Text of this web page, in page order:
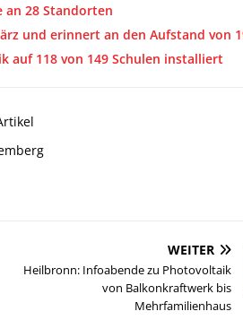
an 28 Standorten
und erinnert an den Aufstand von
auf 118 von 149 Schulen installiert
WEITER
Heilbronn: Infoabende zu Photovoltaik
von Balkonkraftwerk bis
Mehrfamilienhaus